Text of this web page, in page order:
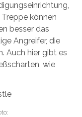
können
besser das
Angreifer, die
Auch hier gibt es
wie